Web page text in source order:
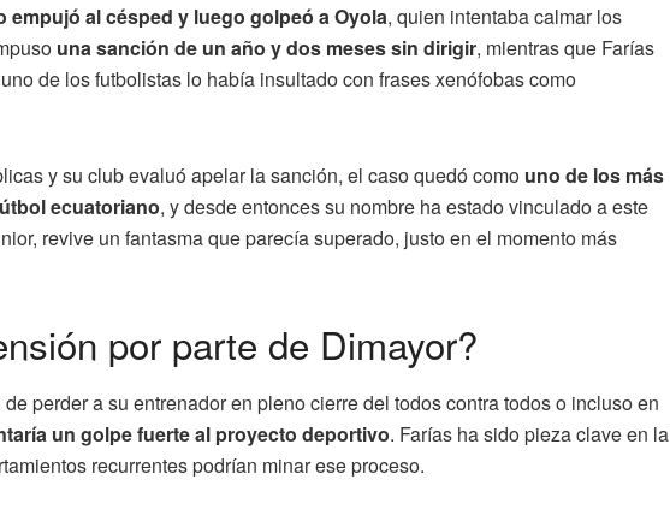
empujó al césped y luego golpeó a Oyola, quien intentaba calmar los
una sanción de un año y dos meses sin dirigir, mientras que Farías
de los futbolistas lo había insultado con frases xenófobas como
y su club evaluó apelar la sanción, el caso quedó como uno de los más
ecuatoriano, y desde entonces su nombre ha estado vinculado a este
revive un fantasma que parecía superado, justo en el momento más
por parte de Dimayor?
perder a su entrenador en pleno cierre del todos contra todos o incluso en
un golpe fuerte al proyecto deportivo. Farías ha sido pieza clave en la
recurrentes podrían minar ese proceso.